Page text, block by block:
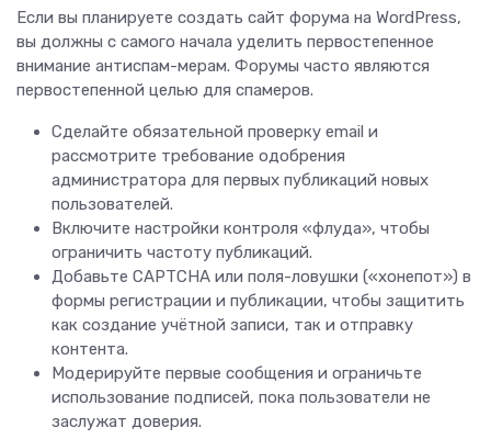
Если вы планируете создать сайт форума на WordPress,
вы должны с самого начала уделить первостепенное
внимание антиспам-мерам. Форумы часто являются
первостепенной целью для спамеров.
Сделайте обязательной проверку email и
рассмотрите требование одобрения
администратора для первых публикаций новых
пользователей.
Включите настройки контроля «флуда», чтобы
ограничить частоту публикаций.
Добавьте CAPTCHA или поля-ловушки («хонепот») в
формы регистрации и публикации, чтобы защитить
как создание учётной записи, так и отправку
контента.
Модерируйте первые сообщения и ограничьте
использование подписей, пока пользователи не
заслужат доверия.